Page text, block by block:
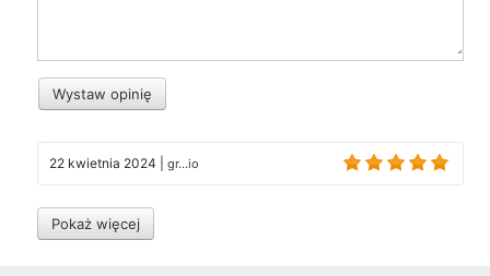
Wystaw opinię
22 kwietnia 2024 gr...io
Pokaż więcej